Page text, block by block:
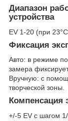
Диапазон
устройства
EV 1-20 (при
Фиксация
Авто: в режиме
замера
Вручную: с
творческой зоны.
Компенсация
+/-5 EV с шагом